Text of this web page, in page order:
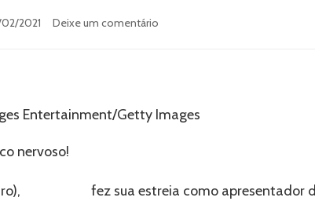
2021 Deixe um comentário
irmão
o
Entertainment/Getty Images
nervoso!
fez sua estreia como apresentador